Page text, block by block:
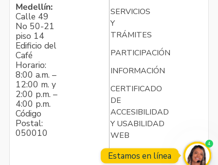
Medellín:
Calle 49
No 50-21
piso 14
Edificio del
Café
Horario:
8:00 a.m. –
12:00 m. y
2:00 p.m. –
4:00 p.m.
Código
Postal:
050010
SERVICIOS
Y
TRÁMITES
PARTICIPACIÓN
INFORMACIÓN
CERTIFICADO
DE
ACCESIBILIDAD
Y USABILIDAD
WEB
Estamos en línea
4